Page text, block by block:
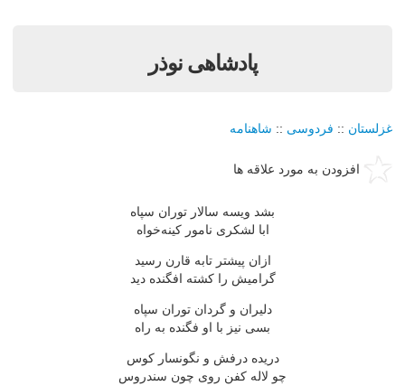
پادشاهی نوذر
غزلستان :: فردوسی :: شاهنامه
افزودن به مورد علاقه ها
بشد ویسه سالار توران سپاه
ابا لشکری نامور کینه‌خواه
ازان پیشتر تابه قارن رسید
گرامیش را کشته افگنده دید
دلیران و گردان توران سپاه
بسی نیز با او فگنده به راه
دریده درفش و نگونسار کوس
چو لاله کفن روی چون سندروس